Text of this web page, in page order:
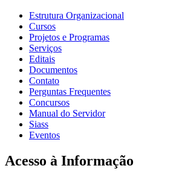
Estrutura Organizacional
Cursos
Projetos e Programas
Serviços
Editais
Documentos
Contato
Perguntas Frequentes
Concursos
Manual do Servidor
Siass
Eventos
Acesso à Informação